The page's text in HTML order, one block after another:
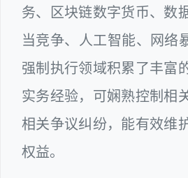
务、区块链数字货币、数
当竞争、人工智能、网络
强制执行领域积累了丰富
实务经验，可娴熟控制相
相关争议纠纷，能有效维
权益。